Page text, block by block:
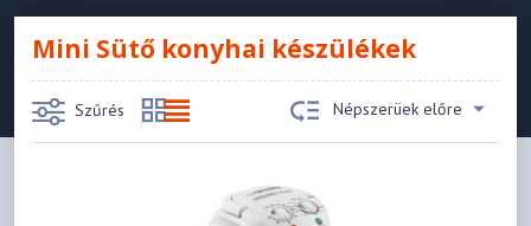
Mini Sütő konyhai készülékek
Szűrés Népszerüek előre